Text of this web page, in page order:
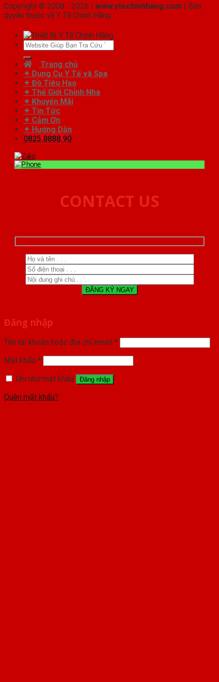
Copyright © 2008 - 2026 |
www.ytechinhhang.com | Bản
quyền thuộc về Y Tế Chính Hãng
Tìm
Trang chủ
✦ Dụng Cụ Y Tế và Spa
✦ Đồ Tiêu Hao
✦ Thế Giới Chỉnh Nha
✦ Khuyến Mãi
✦ Tin Tức
✦ Cảm Ơn
✦ Hướng Dẫn
0825.8888.90
CONTACT US
Đăng nhập
Tên tài khoản hoặc địa chỉ email *
Mật khẩu *
Ghi nhớ mật khẩu
Đăng nhập
Quên mật khẩu?